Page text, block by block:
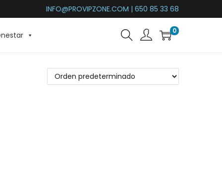
INFO@PROVIPZONE.COM | 650 85 33 68
0